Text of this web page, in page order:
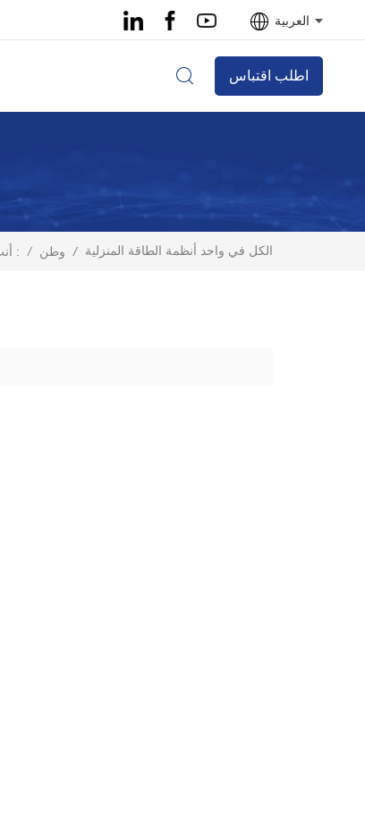
العربية
اطلب اقتباس
أنت في : / وطن / الكل في واحد أنظمة الطاقة المنزلية